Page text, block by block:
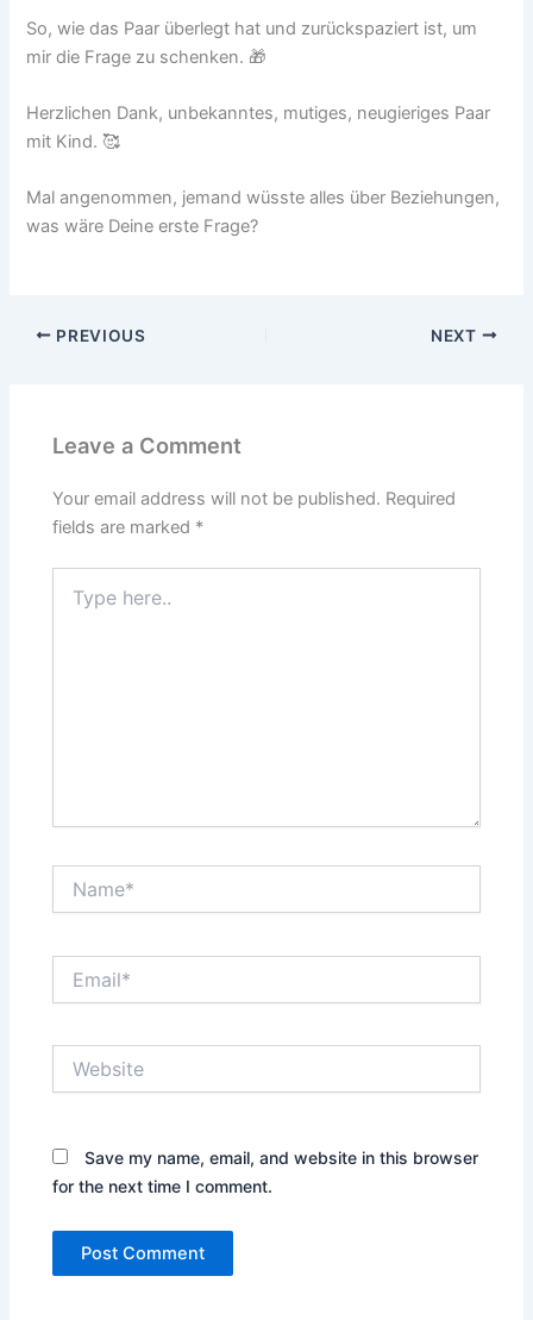
So, wie das Paar überlegt hat und zurückspaziert ist, um
mir die Frage zu schenken. 🎁
Herzlichen Dank, unbekanntes, mutiges, neugieriges Paar
mit Kind. 🥰
Mal angenommen, jemand wüsste alles über Beziehungen,
was wäre Deine erste Frage?
PREVIOUS NEXT
Leave a Comment
Your email address will not be published. Required
fields are marked *
here..
Save my name, email, and website in this browser
for the next time I comment.